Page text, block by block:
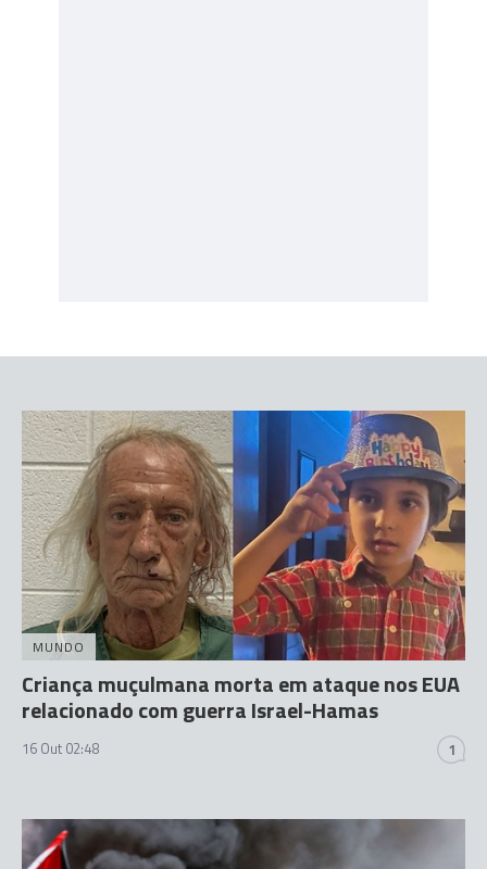
MUNDO
Criança muçulmana morta em ataque nos EUA
relacionado com guerra Israel-Hamas
16 Out 02:48 1